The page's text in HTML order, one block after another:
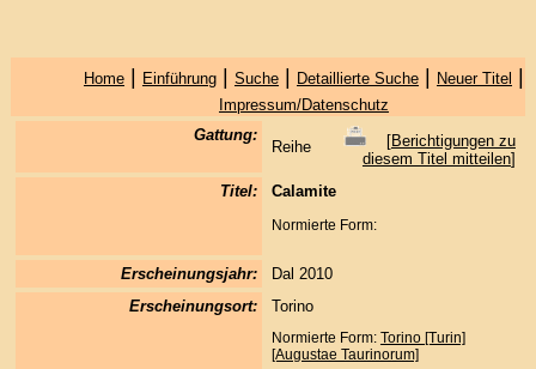
Home| Einführung| Suche| Detaillierte Suche| Neuer Titel |
Impressum/Datenschutz
Gattung:
Reihe [Berichtigungen zu
diesem Titel mitteilen]
Titel:
Calamite
Normierte Form:
Erscheinungsjahr:
Dal 2010
Erscheinungsort:
Torino
Normierte Form: Torino [Turin]
[Augustae Taurinorum]